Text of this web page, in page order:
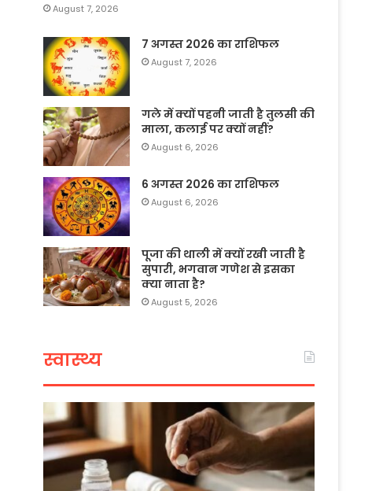
August 7, 2026
7 अगस्त 2026 का राशिफल
August 7, 2026
गले में क्यों पहनी जाती है तुलसी की
माला, कलाई पर क्यों नहीं?
August 6, 2026
6 अगस्त 2026 का राशिफल
August 6, 2026
पूजा की थाली में क्यों रखी जाती है
सुपारी, भगवान गणेश से इसका
क्या नाता है?
August 5, 2026
स्वास्थ्य